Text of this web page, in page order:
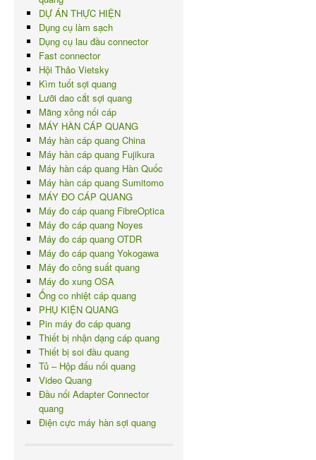
DỰ ÁN THỰC HIỆN
Dụng cụ làm sạch
Dụng cụ lau đầu connector
Fast connector
Hội Thảo Vietsky
Kìm tuốt sợi quang
Lưỡi dao cắt sợi quang
Măng xông nối cáp
MÁY HÀN CÁP QUANG
Máy hàn cáp quang China
Máy hàn cáp quang Fujikura
Máy hàn cáp quang Hàn Quốc
Máy hàn cáp quang Sumitomo
MÁY ĐO CÁP QUANG
Máy đo cáp quang FibreOptica
Máy đo cáp quang Noyes
Máy đo cáp quang OTDR
Máy đo cáp quang Yokogawa
Máy đo công suất quang
Máy đo xung OSA
Ống co nhiệt cáp quang
PHỤ KIỆN QUANG
Pin máy đo cáp quang
Thiết bị nhận dạng cáp quang
Thiết bị soi đầu quang
Tủ – Hộp đấu nối quang
Video Quang
Đầu nối Adapter Connector
quang
Điện cực máy hàn sợi quang